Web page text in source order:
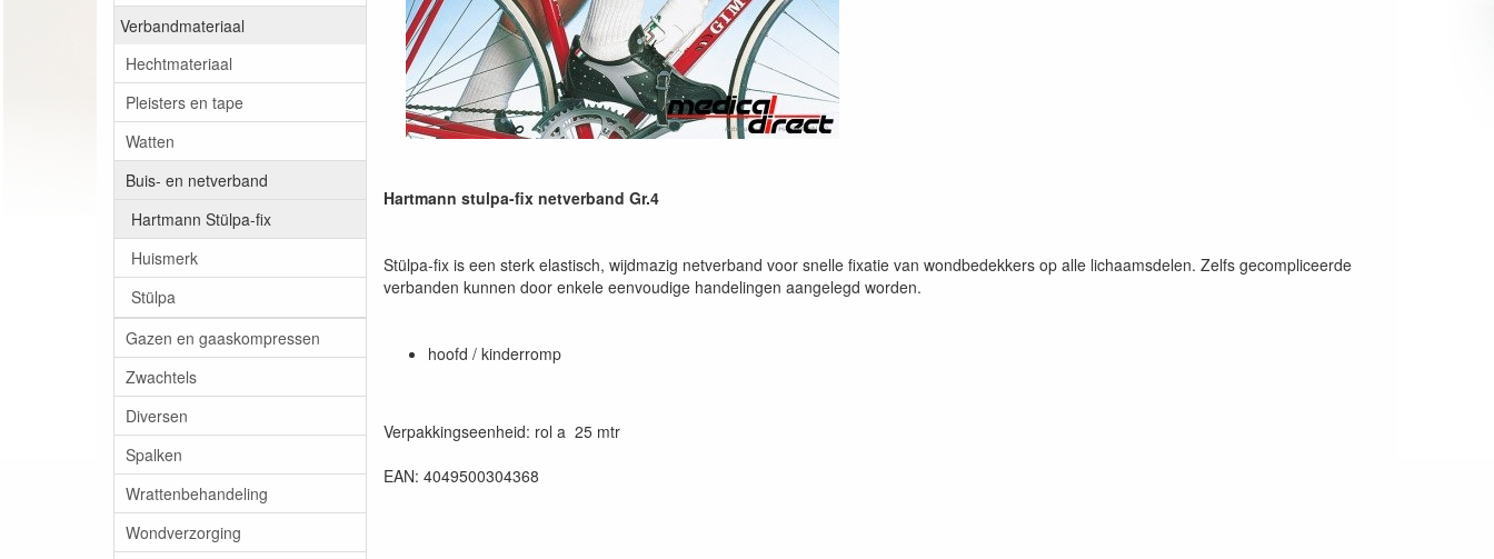
Verbandmateriaal
Hechtmateriaal
Pleisters en tape
Watten
Buis- en netverband
Hartmann Stülpa-fix
Huismerk
Stülpa
Gazen en gaaskompressen
Zwachtels
Diversen
Spalken
Wrattenbehandeling
Wondverzorging
Hartmann stulpa-fix netverband Gr.4
Stülpa-fix is een sterk elastisch, wijdmazig netverband voor snelle fixatie van wondbedekkers op alle lichaamsdelen. Zelfs gecompliceerde
verbanden kunnen door enkele eenvoudige handelingen aangelegd worden.
hoofd / kinderromp
Verpakkingseenheid: rol a 25 mtr
EAN: 4049500304368